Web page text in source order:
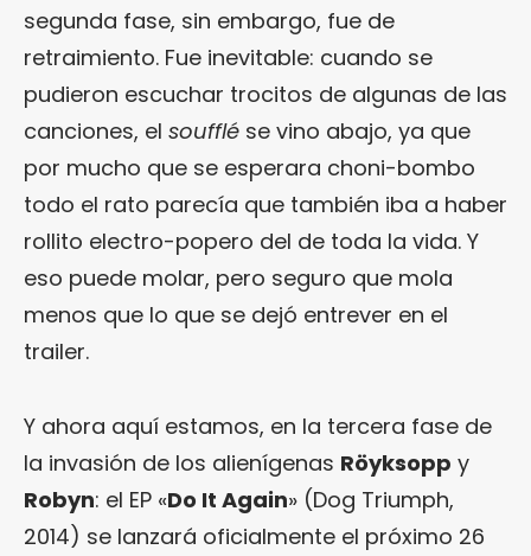
segunda fase, sin embargo, fue de
retraimiento. Fue inevitable: cuando se
pudieron escuchar trocitos de algunas de las
canciones, el soufflé se vino abajo, ya que
por mucho que se esperara choni-bombo
todo el rato parecía que también iba a haber
rollito electro-popero del de toda la vida. Y
eso puede molar, pero seguro que mola
menos que lo que se dejó entrever en el
trailer.
Y ahora aquí estamos, en la tercera fase de
la invasión de los alienígenas Röyksopp y
Robyn: el EP «Do It Again» (Dog Triumph,
2014) se lanzará oficialmente el próximo 26